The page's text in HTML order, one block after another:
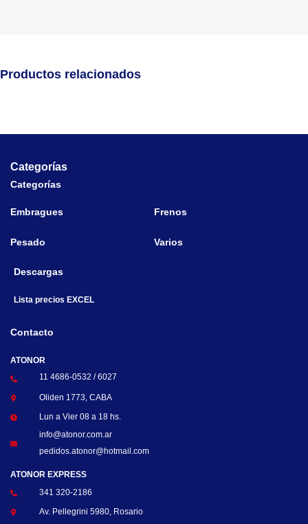
Productos relacionados
Categorías
Categorías
Embragues Frenos
Pesado Varios
Descargas
Lista precios EXCEL
Contacto
ATONOR
11 4686-0532 / 6027
Oliden 1773, CABA
Lun a Vier 08 a 18 hs.
info@atonor.com.ar
pedidos.atonor@hotmail.com
ATONOR EXPRESS
341 320-2186
Av. Pellegrini 5980, Rosario